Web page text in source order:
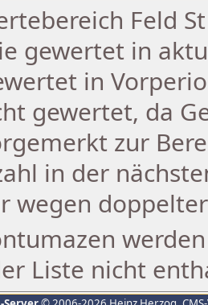
Feld
gewertet in
in
gewertet, da
zur
in der
wegen
Liste nicht